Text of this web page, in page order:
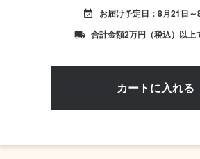
event_available お届け予定日：8月21日～
local_shipping 合計金額2万円（税込）以上